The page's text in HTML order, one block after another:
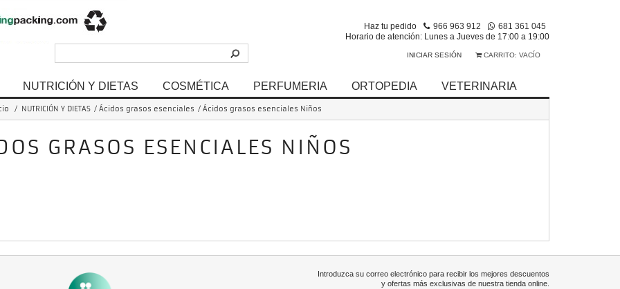
Haz tu pedido 966 963 912
681 361 045
Horario de atención: Lunes a Jueves de 17:00 a 19:00
CARRITO: VACÍO
INICIAR SESIÓN
NUTRICIÓN Y DIETAS COSMÉTICA PERFUMERIA ORTOPEDIA VETERINARIA
/ NUTRICIÓN Y DIETAS / Ácidos grasos esenciales / Ácidos grasos esenciales Niños
GRASOS ESENCIALES NIÑOS
Introduzca su correo electrónico para recibir los mejores descuentos
y ofertas más exclusivas de nuestra tienda online.